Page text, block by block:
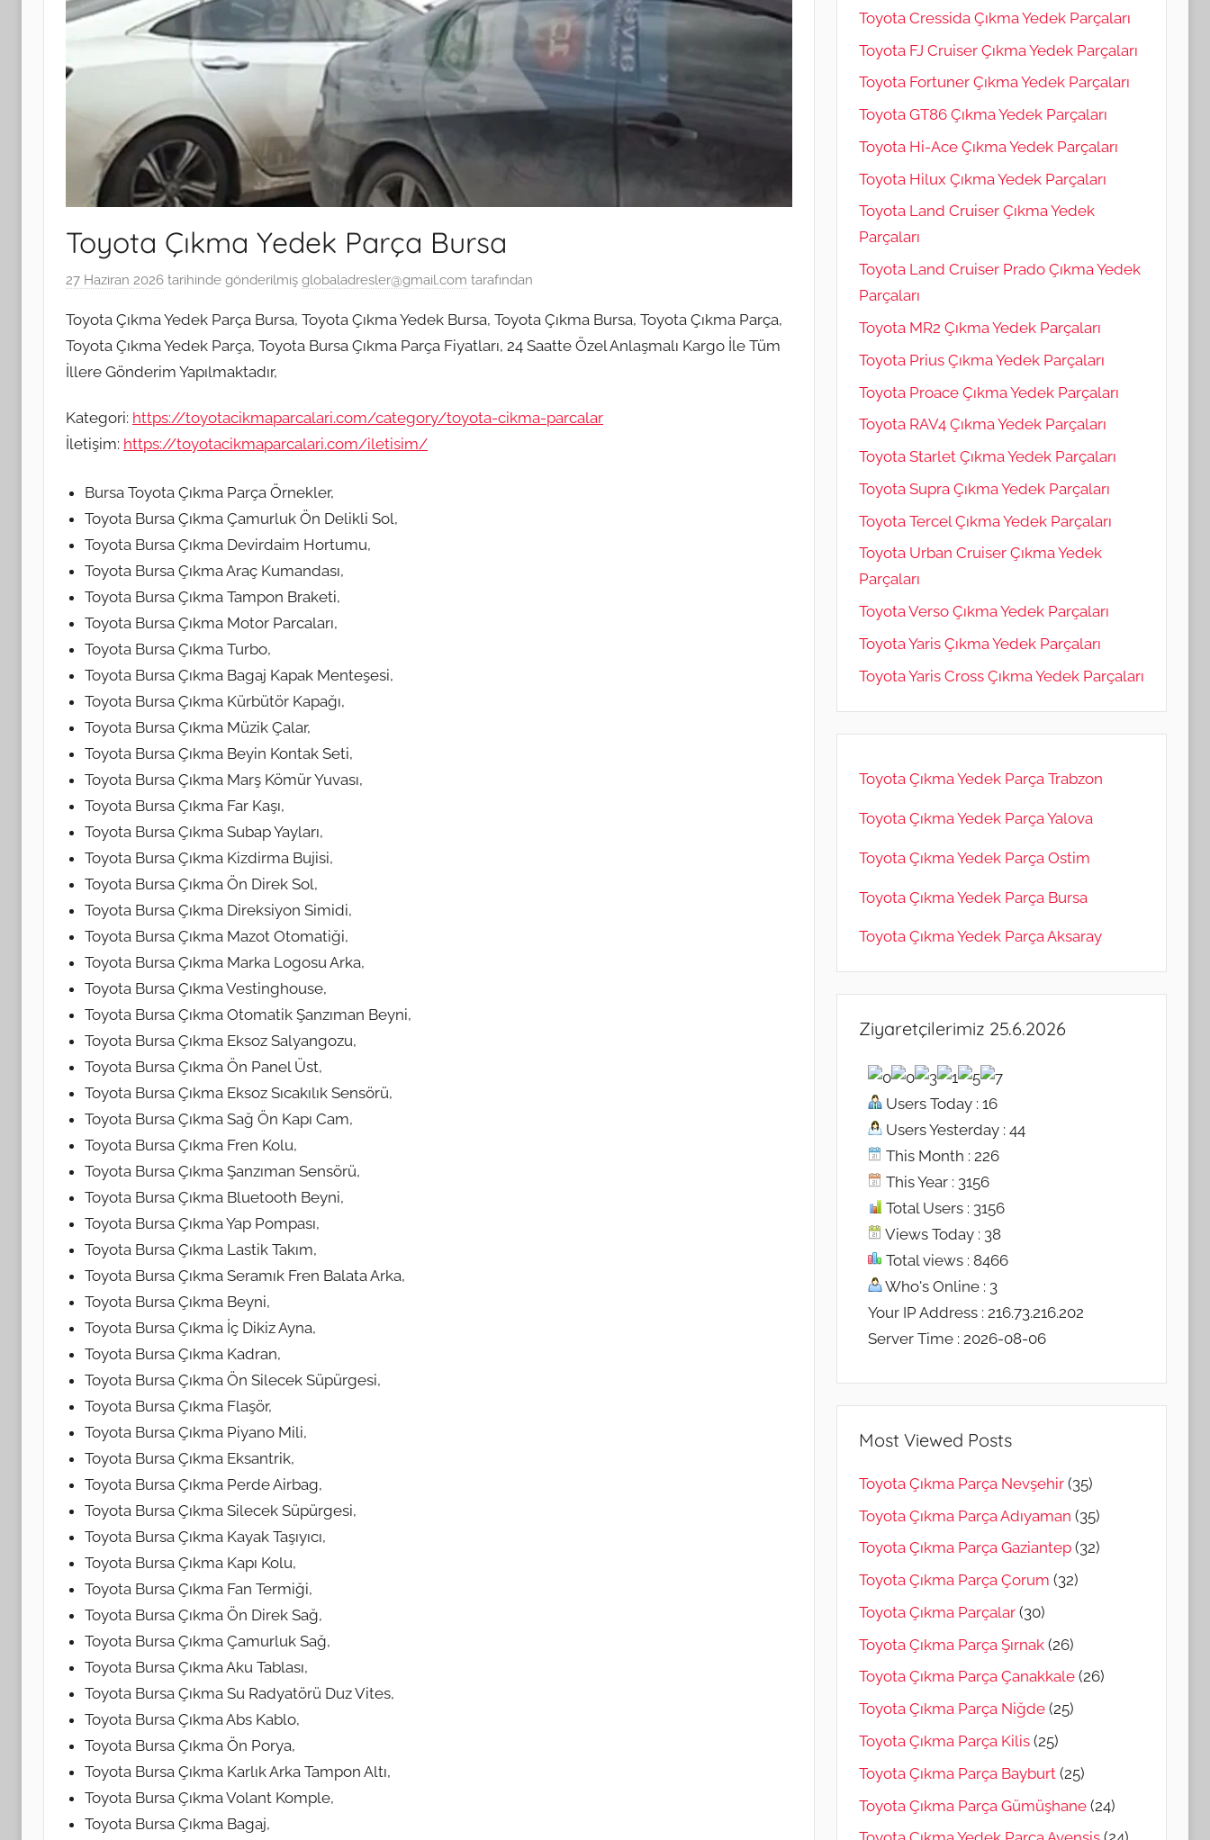
Toyota Çıkma Yedek Parça Bursa
27 Haziran 2026 tarihinde gönderilmiş globaladresler@gmail.com tarafından
Toyota Çıkma Yedek Parça Bursa, Toyota Çıkma Yedek Bursa, Toyota Çıkma Bursa, Toyota Çıkma Parça,
Toyota Çıkma Yedek Parça, Toyota Bursa Çıkma Parça Fiyatları, 24 Saatte Özel Anlaşmalı Kargo İle Tüm
İllere Gönderim Yapılmaktadır,
Kategori: https://toyotacikmaparcalari.com/category/toyota-cikma-parcalar
İletişim: https://toyotacikmaparcalari.com/iletisim/
Bursa Toyota Çıkma Parça Örnekler,
Toyota Bursa Çıkma Çamurluk Ön Delikli Sol,
Toyota Bursa Çıkma Devirdaim Hortumu,
Toyota Bursa Çıkma Araç Kumandası,
Toyota Bursa Çıkma Tampon Braketi,
Toyota Bursa Çıkma Motor Parcaları,
Toyota Bursa Çıkma Turbo,
Toyota Bursa Çıkma Bagaj Kapak Menteşesi,
Toyota Bursa Çıkma Kürbütör Kapağı,
Toyota Bursa Çıkma Müzik Çalar,
Toyota Bursa Çıkma Beyin Kontak Seti,
Toyota Bursa Çıkma Marş Kömür Yuvası,
Toyota Bursa Çıkma Far Kaşı,
Toyota Bursa Çıkma Subap Yayları,
Toyota Bursa Çıkma Kizdirma Bujisi,
Toyota Bursa Çıkma Ön Direk Sol,
Toyota Bursa Çıkma Direksiyon Simidi,
Toyota Bursa Çıkma Mazot Otomatiği,
Toyota Bursa Çıkma Marka Logosu Arka,
Toyota Bursa Çıkma Vestinghouse,
Toyota Bursa Çıkma Otomatik Şanzıman Beyni,
Toyota Bursa Çıkma Eksoz Salyangozu,
Toyota Bursa Çıkma Ön Panel Üst,
Toyota Bursa Çıkma Eksoz Sıcakılık Sensörü,
Toyota Bursa Çıkma Sağ Ön Kapı Cam,
Toyota Bursa Çıkma Fren Kolu,
Toyota Bursa Çıkma Şanzıman Sensörü,
Toyota Bursa Çıkma Bluetooth Beyni,
Toyota Bursa Çıkma Yap Pompası,
Toyota Bursa Çıkma Lastik Takım,
Toyota Bursa Çıkma Seramık Fren Balata Arka,
Toyota Bursa Çıkma Beyni,
Toyota Bursa Çıkma İç Dikiz Ayna,
Toyota Bursa Çıkma Kadran,
Toyota Bursa Çıkma Ön Silecek Süpürgesi,
Toyota Bursa Çıkma Flaşör,
Toyota Bursa Çıkma Piyano Mili,
Toyota Bursa Çıkma Eksantrik,
Toyota Bursa Çıkma Perde Airbag,
Toyota Bursa Çıkma Silecek Süpürgesi,
Toyota Bursa Çıkma Kayak Taşıyıcı,
Toyota Bursa Çıkma Kapı Kolu,
Toyota Bursa Çıkma Fan Termiği,
Toyota Bursa Çıkma Ön Direk Sağ,
Toyota Bursa Çıkma Çamurluk Sağ,
Toyota Bursa Çıkma Aku Tablası,
Toyota Bursa Çıkma Su Radyatörü Duz Vites,
Toyota Bursa Çıkma Abs Kablo,
Toyota Bursa Çıkma Ön Porya,
Toyota Bursa Çıkma Karlık Arka Tampon Altı,
Toyota Bursa Çıkma Volant Komple,
Toyota Bursa Çıkma Bagaj,
Toyota Cressida Çıkma Yedek Parçaları
Toyota FJ Cruiser Çıkma Yedek Parçaları
Toyota Fortuner Çıkma Yedek Parçaları
Toyota GT86 Çıkma Yedek Parçaları
Toyota Hi-Ace Çıkma Yedek Parçaları
Toyota Hilux Çıkma Yedek Parçaları
Toyota Land Cruiser Çıkma Yedek
Parçaları
Toyota Land Cruiser Prado Çıkma Yedek
Parçaları
Toyota MR2 Çıkma Yedek Parçaları
Toyota Prius Çıkma Yedek Parçaları
Toyota Proace Çıkma Yedek Parçaları
Toyota RAV4 Çıkma Yedek Parçaları
Toyota Starlet Çıkma Yedek Parçaları
Toyota Supra Çıkma Yedek Parçaları
Toyota Tercel Çıkma Yedek Parçaları
Toyota Urban Cruiser Çıkma Yedek
Parçaları
Toyota Verso Çıkma Yedek Parçaları
Toyota Yaris Çıkma Yedek Parçaları
Toyota Yaris Cross Çıkma Yedek Parçaları
Toyota Çıkma Yedek Parça Trabzon
Toyota Çıkma Yedek Parça Yalova
Toyota Çıkma Yedek Parça Ostim
Toyota Çıkma Yedek Parça Bursa
Toyota Çıkma Yedek Parça Aksaray
Ziyaretçilerimiz 25.6.2026
Users Today : 16
Users Yesterday : 44
This Month : 226
This Year : 3156
Total Users : 3156
Views Today : 38
Total views : 8466
Who's Online : 3
Your IP Address : 216.73.216.202
Server Time : 2026-08-06
Most Viewed Posts
Toyota Çıkma Parça Nevşehir (35)
Toyota Çıkma Parça Adıyaman (35)
Toyota Çıkma Parça Gaziantep (32)
Toyota Çıkma Parça Çorum (32)
Toyota Çıkma Parçalar (30)
Toyota Çıkma Parça Şırnak (26)
Toyota Çıkma Parça Çanakkale (26)
Toyota Çıkma Parça Niğde (25)
Toyota Çıkma Parça Kilis (25)
Toyota Çıkma Parça Bayburt (25)
Toyota Çıkma Parça Gümüşhane (24)